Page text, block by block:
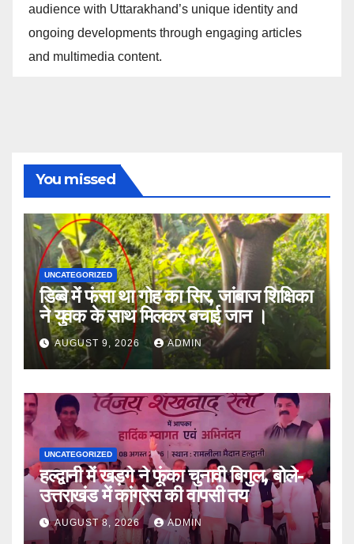
audience with Uttarakhand’s unique identity and
ongoing developments through engaging articles
and multimedia content.
You missed
UNCATEGORIZED
डिब्बे में फंसा था गोह का सिर, जांबाज शिक्षिका
ने युवक के साथ मिलकर बचाई जान ।
AUGUST 9, 2026 ADMIN
UNCATEGORIZED
हल्द्वानी में खड़गे ने फूंका चुनावी बिगुल, बोले-
उत्तराखंड में कांग्रेस की वापसी तय
AUGUST 8, 2026 ADMIN